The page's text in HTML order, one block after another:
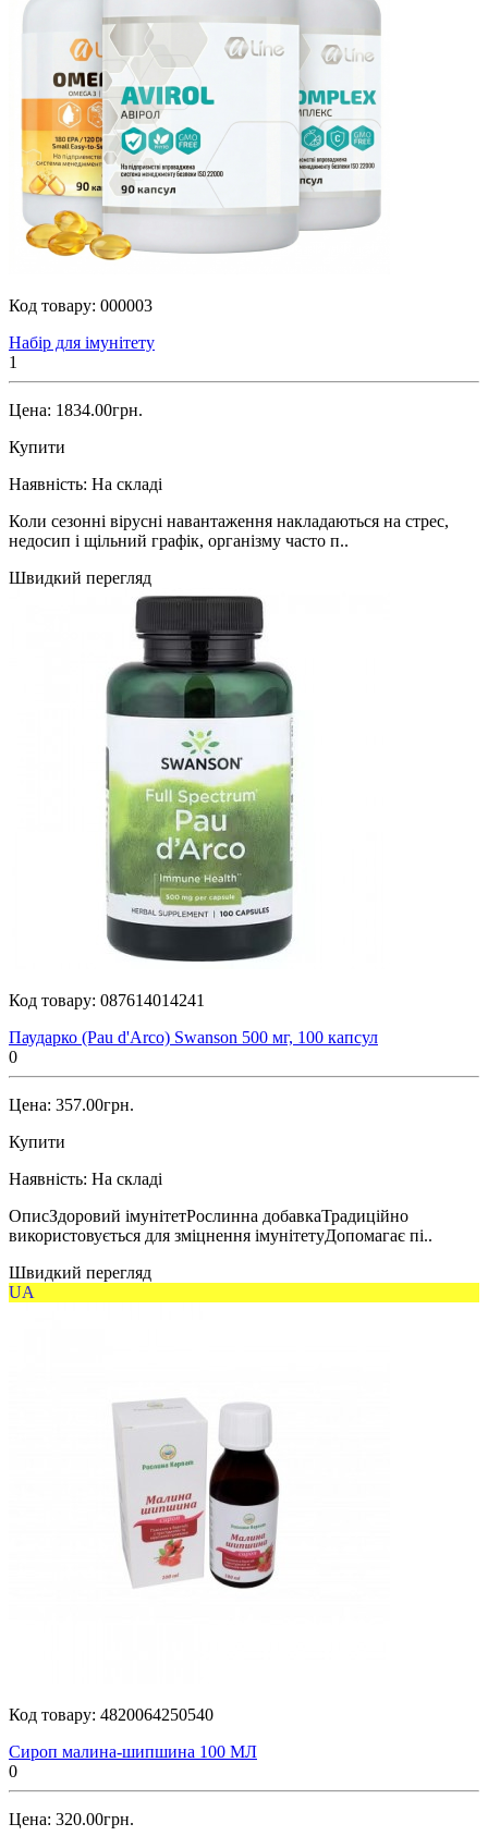
Код товару: 000003
Набір для імунітету
1
Цена: 1834.00грн.
Купити
Наявність: На складі
Коли сезонні вірусні навантаження накладаються на стрес,
недосип і щільний графік, організму часто п..
Швидкий перегляд
Код товару: 087614014241
Паударко (Pau d'Arco) Swanson 500 мг, 100 капсул
0
Цена: 357.00грн.
Купити
Наявність: На складі
ОписЗдоровий імунітетРослинна добавкаТрадиційно
використовується для зміцнення імунітетуДопомагає пі..
Швидкий перегляд
UA
Код товару: 4820064250540
Сироп малина-шипшина 100 МЛ
0
Цена: 320.00грн.